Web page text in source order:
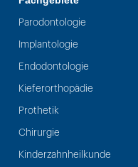
Parodontologie
Implantologie
Endodontologie
Kieferorthopädie
Prothetik
Chirurgie
Kinderzahnheilkunde